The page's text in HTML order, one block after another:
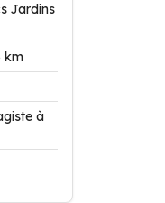
Jardins
km
à